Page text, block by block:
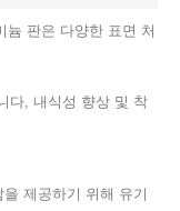
늄 판은 다양한 표면 처
다, 내식성 향상 및 착
제공하기 위해 유기